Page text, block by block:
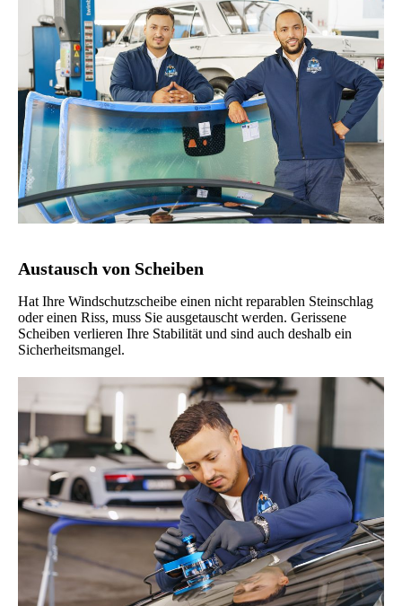
Austausch von Scheiben
Hat Ihre Windschutzscheibe einen nicht reparablen Steinschlag
oder einen Riss, muss Sie ausgetauscht werden. Gerissene
Scheiben verlieren Ihre Stabilität und sind auch deshalb ein
Sicherheitsmangel.